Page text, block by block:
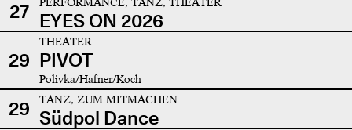
27 EYES ON 2026
29
THEATER
PIVOT
Polivka/Hafner/Koch
29 TANZ, ZUM MITMACHEN
Südpol Dance